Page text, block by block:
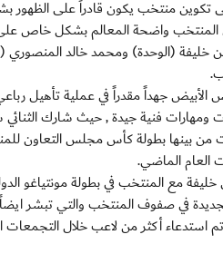
تكوين منتخب يكون قادراً على الظهور
المنتخب واضحة المعالم بشكل خاص
(الوحدة) ومحمد خالد المنصوري
جهداً مقدراً في عملية تأهيل
ومهارات فنية جيدة , حيث شارك
مع المنتخب في بطولة مونتياغو
في صفوف المنتخب والتي تبشر
استدعاء أكثر من لاعب خلال